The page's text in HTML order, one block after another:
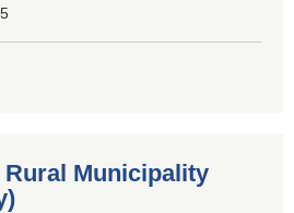
Municipality